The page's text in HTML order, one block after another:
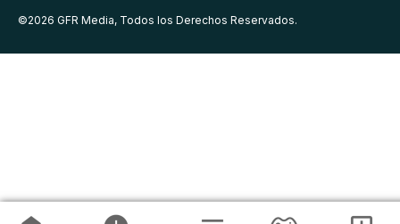
©2026 GFR Media, Todos los Derechos Reservados.